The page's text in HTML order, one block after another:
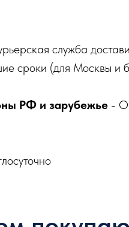
служба
сроки (для Москвы и
РФ и зарубежье -